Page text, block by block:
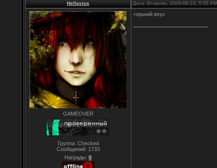
Hellavisa Дата: Вторник, 2008-06-24, 5:55
GAMEOVER
Группа: Checked
Сообщений: 1733
Награды: 0
горький вкус